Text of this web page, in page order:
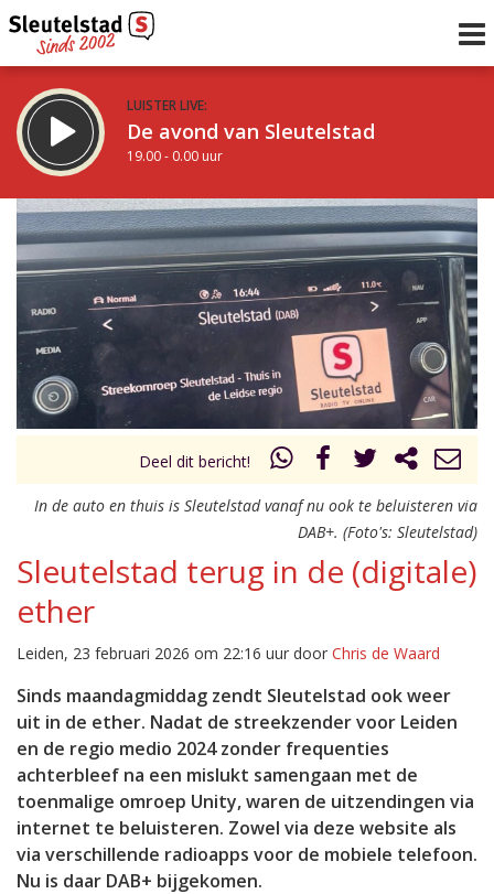
LUISTER LIVE:
De avond van Sleutelstad
19.00 - 0.00 uur
STRAKS:
De nacht van Sleutelstad
0.00 - 6.00 uur
Vorig uur
uur 1 van 0 Volgend uur
Deel dit bericht!
In de auto en thuis is Sleutelstad vanaf nu ook te beluisteren via
DAB+. (Foto's: Sleutelstad)
Sleutelstad terug in de (digitale)
ether
Leiden, 23 februari 2026 om 22:16 uur door Chris de Waard
Sinds maandagmiddag zendt Sleutelstad ook weer
uit in de ether. Nadat de streekzender voor Leiden
en de regio medio 2024 zonder frequenties
achterbleef na een mislukt samengaan met de
toenmalige omroep Unity, waren de uitzendingen via
internet te beluisteren. Zowel via deze website als
via verschillende radioapps voor de mobiele telefoon.
Nu is daar DAB+ bijgekomen.